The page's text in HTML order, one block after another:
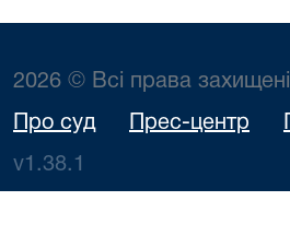
2026 © Всі права захищені
Про суд Прес-центр
v1.38.1